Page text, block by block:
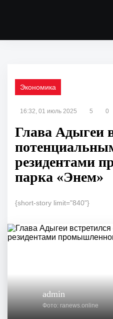
Экономика
16:32, 01 июль 2025 5 0
Глава Адыгеи
резидентами
парка «Энем»
{short-story limit="840"}
admin
Фото: ranews.online